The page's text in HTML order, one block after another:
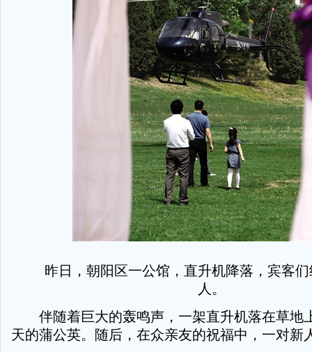
昨日，朝阳区一公馆，直升机降落，宾客们
人。
伴随着巨大的轰鸣声，一架直升机落在草地
天的蒲公英。随后，在众亲友的祝福中，一对新